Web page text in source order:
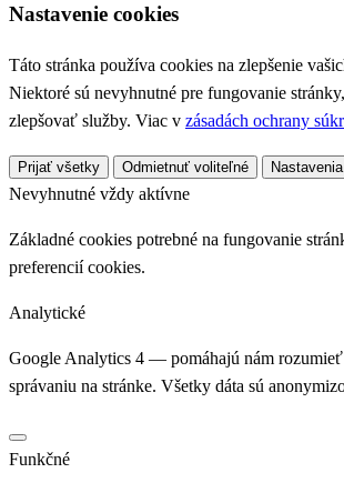
Nastavenie cookies
Táto stránka používa cookies na zlepšenie
Niektoré sú nevyhnutné pre fungovanie
zlepšovať služby. Viac v zásadách ochrany
Prijať všetky Odmietnuť voliteľné Nastavenia
Nevyhnutné vždy aktívne
Základné cookies potrebné na fungovanie
preferencií cookies.
Analytické
Google Analytics 4 — pomáhajú nám rozumieť
správaniu na stránke. Všetky dáta sú
Funkčné